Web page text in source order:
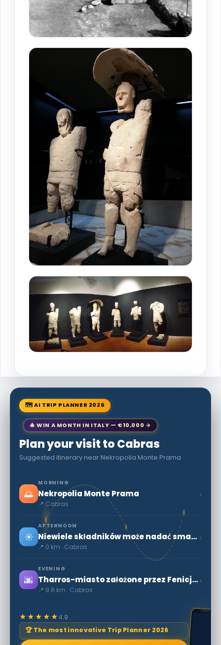
🗺 AI TRIP PLANNER 2026
🎄 WIN A MONTH IN ITALY — €10,000 →
Plan your visit to Cabras
Suggested itinerary near Nekropolia Monte Prama
🌅
MORNING
Nekropolia Monte Prama
📍 Cabras
›
☀️
AFTERNOON
Niewiele składników może nadać smak potrawom w intensywnej kuchni.
📍 0 km · Cabras
›
🌆
EVENING
Tharros-miasto założone przez Fenicjan
📍 9.8 km · Cabras
›
★★★★★4.9
🏆 The most innovative Trip Planner 2026